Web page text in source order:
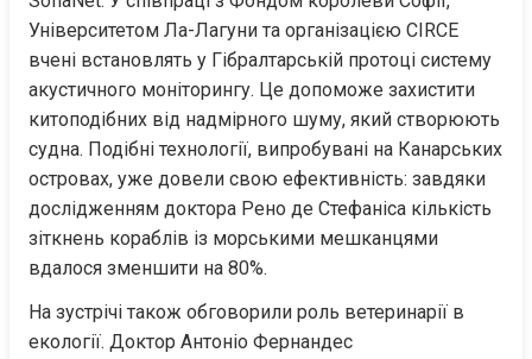
Університетом Ла-Лагуни та організацією CIRCE
вчені встановлять у Гібралтарській протоці систему
акустичного моніторингу. Це допоможе захистити
китоподібних від надмірного шуму, який створюють
судна. Подібні технології, випробувані на Канарських
островах, уже довели свою ефективність: завдяки
дослідженням доктора Рено де Стефаніса кількість
зіткнень кораблів із морськими мешканцями
вдалося зменшити на 80%.
На зустрічі також обговорили роль ветеринарії в
екології. Доктор Антоніо Фернандес